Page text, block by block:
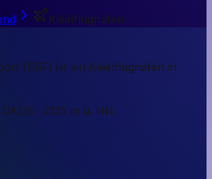
Kleinflughafen
(SBF) ist ein Kleinflughafen in
· 2125 m ü. NN.